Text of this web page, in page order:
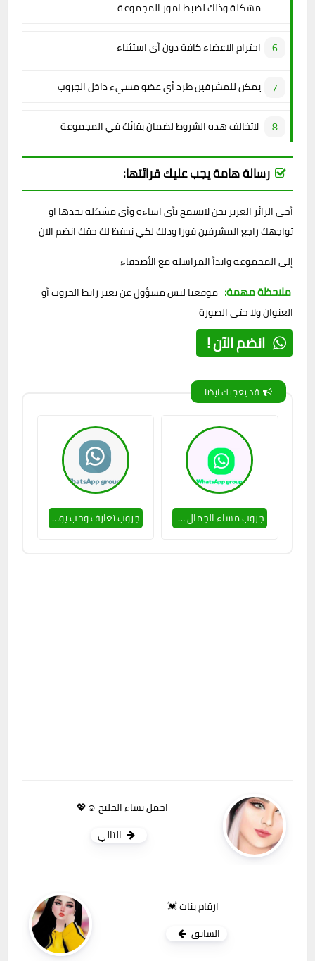
مشكلة وذلك لضبط امور المجموعة
احترام الاعضاء كافة دون أي استثناء
يمكن للمشرفين طرد أي عضو مسيء داخل الجروب
لاتخالف هذه الشروط لضمان بقائك في المجموعة
رسالة هامة يجب عليك قرائتها:
أخي الزائر العزيز نحن لانسمح بأي اساءة وأي مشكلة تجدها او
تواجهك راجع المشرفين فورا وذلك لكي نحفظ لك حقك انضم الان
إلى المجموعة وابدأ المراسلة مع الأصدقاء
ملاحظة مهمة: موقعنا ليس مسؤول عن تغير رابط الجروب أو
العنوان ولا حتى الصورة
انضم الآن !
قد يعجبك ايضا
جروب مساء الجمال 🥵💕 جروب تعارف وحب يوميا 🔥🥵
اجمل نساء الخليج ☺💖
التالي
ارقام بنات 💓
السابق